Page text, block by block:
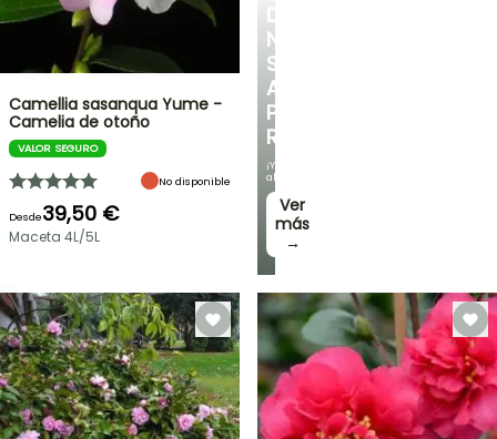
OFERTA
RELÁMPAGO
¡HASTA
UN
30
%
DE
BULBOS
DE
DESCUBRE
NUESTRA
SELECCIÓN
A
PRECIOS
REDUCIDOS
¡Y
ahorra!
Ver
más
→
Camellia sasanqua Yume -
Camelia de otoño
VALOR SEGURO
No disponible
Desde39,50 €
Maceta 4L/5L